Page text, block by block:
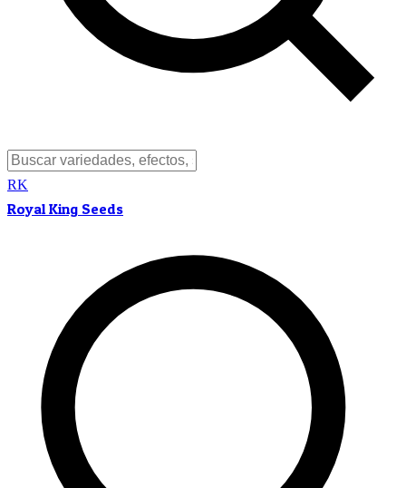
RK
Royal King Seeds